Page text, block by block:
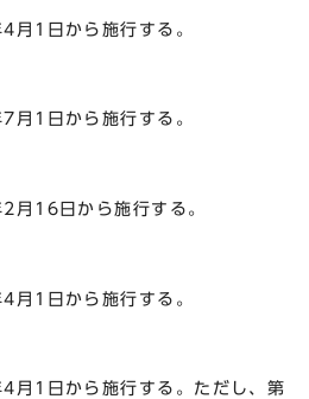
1日から施行する。
1日から施行する。
16日から施行する。
1日から施行する。
1日から施行する。ただし、第